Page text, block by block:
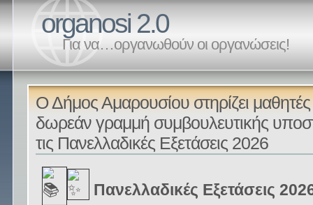
organosi 2.0
Για να…οργανωθούν οι οργανώσεις!
Ο Δήμος Αμαρουσίου στηρίζει μαθητές
δωρεάν γραμμή συμβουλευτικής
τις Πανελλαδικές Εξετάσεις 2026
Πανελλαδικές Εξετάσεις